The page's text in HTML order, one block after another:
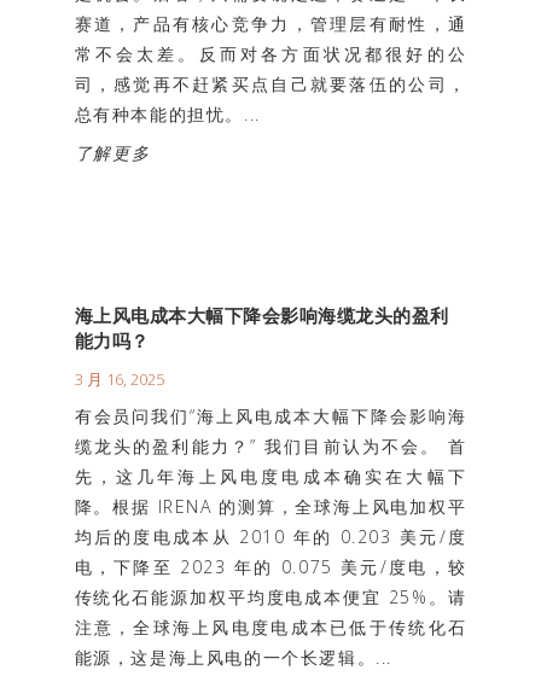
赛道，产品有核心竞争力，管理层有耐性，通
常不会太差。反而对各方面状况都很好的公
司，感觉再不赶紧买点自己就要落伍的公司，
总有种本能的担忧。...
了解更多
海上风电成本大幅下降会影响海缆龙头的盈利
能力吗？
3 月 16, 2025
有会员问我们“海上风电成本大幅下降会影响海
缆龙头的盈利能力？” 我们目前认为不会。 首
先，这几年海上风电度电成本确实在大幅下
降。根据 IRENA 的测算，全球海上风电加权平
均后的度电成本从 2010 年的 0.203 美元/度
电，下降至 2023 年的 0.075 美元/度电，较
传统化石能源加权平均度电成本便宜 25%。请
注意，全球海上风电度电成本已低于传统化石
能源，这是海上风电的一个长逻辑。...